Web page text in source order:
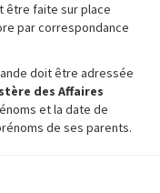
être faite sur place
par correspondance
doit être adressée
des Affaires
et la date de
de ses parents.